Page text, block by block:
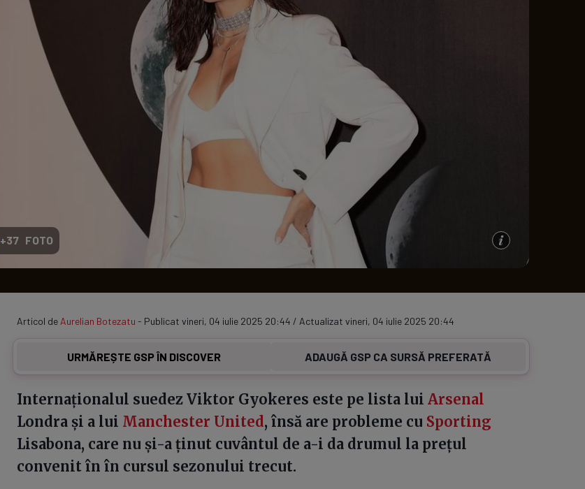
Serie A
Clasament
Program TV
+37 FOTO
Articol de Aurelian Botezatu - Publicat vineri, 04 iulie 2025 20:44 / Actualizat vineri, 04 iulie 2025 20:44
URMĂREȘTE GSP ÎN DISCOVER ADAUGĂ GSP CA SURSĂ PREFERATĂ
Internaționalul suedez Viktor Gyokeres este pe lista lui Arsenal
Londra și a lui Manchester United, însă are probleme cu Sporting
Lisabona, care nu și-a ținut cuvântul de a-i da drumul la prețul
convenit în în cursul sezonului trecut.